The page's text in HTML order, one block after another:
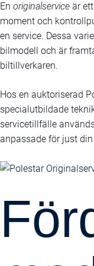
En originalservice är
moment och
en service. Dessa
bilmodell och är
biltillverkaren.
Hos en auktoriserad
specialutbildade
servicetillfälle
anpassade för just